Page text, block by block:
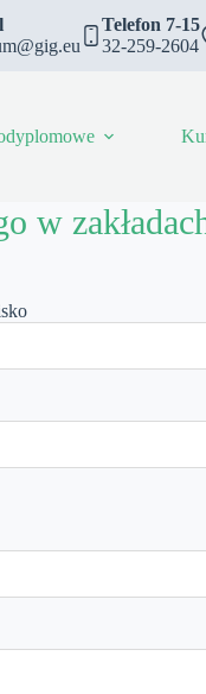
Telefon 7-15
32-259-2604
w